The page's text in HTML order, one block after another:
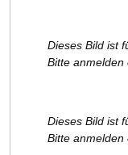
Dieses Bild ist
Bitte anmelden
Dieses Bild ist
Bitte anmelden